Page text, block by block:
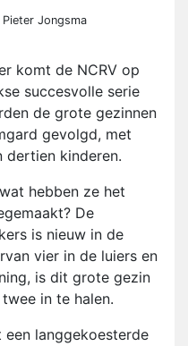
Jongsma
komt de NCRV op
succesvolle serie
de grote gezinnen
gevolgd, met
dertien kinderen.
hebben ze het
De
is nieuw in de
vier in de luiers en
is dit grote gezin
in te halen.
een langgekoesterde